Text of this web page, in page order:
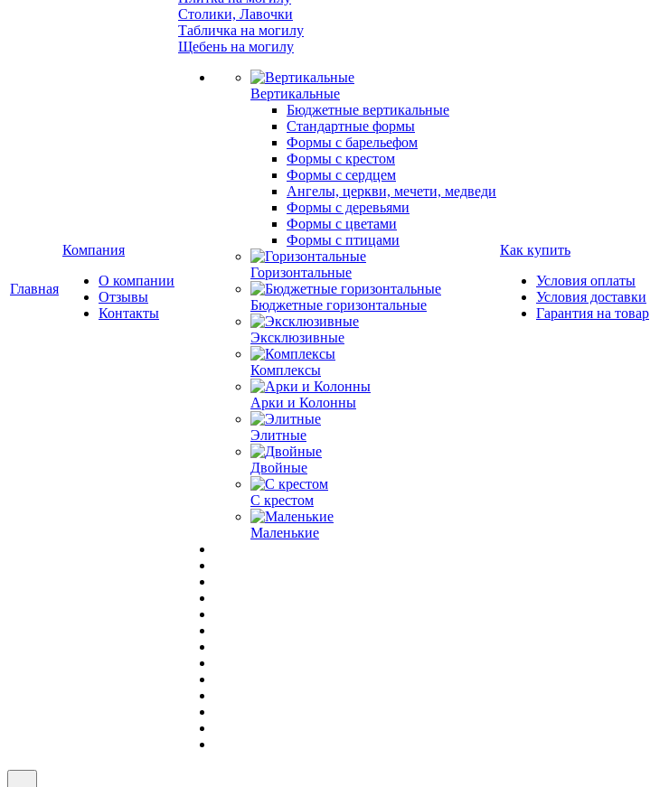
Главная
Компания
О компании
Отзывы
Контакты
Столики, Лавочки
Табличка на могилу
Щебень на могилу
Вертикальные
Бюджетные вертикальные
Стандартные формы
Формы с барельефом
Формы с крестом
Формы с сердцем
Ангелы, церкви, мечети, медведи
Формы с деревьями
Формы с цветами
Формы с птицами
Горизонтальные
Бюджетные горизонтальные
Эксклюзивные
Комплексы
Арки и Колонны
Элитные
Двойные
С крестом
Маленькие
Как купить
Условия оплаты
Условия доставки
Гарантия на товар